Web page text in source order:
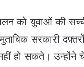
को युवाओं की
सरकारी
हो सकते।